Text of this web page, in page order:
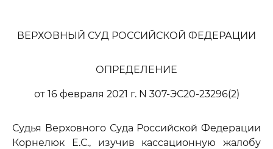
ВЕРХОВНЫЙ СУД РОССИЙСКОЙ ФЕДЕРАЦИИ
ОПРЕДЕЛЕНИЕ
от 16 февраля 2021 г. N 307-ЭС20-23296(2)
Судья Верховного Суда Российской Федерации
Корнелюк Е.С., изучив кассационную жалобу